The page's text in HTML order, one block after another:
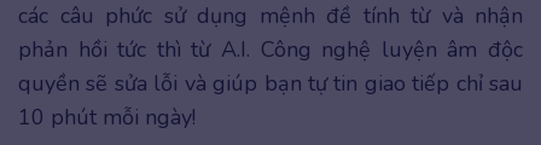
các câu phức sử dụng mệnh đề tính từ và nhận
phản hồi tức thì từ A.I. Công nghệ luyện âm độc
quyền sẽ sửa lỗi và giúp bạn tự tin giao tiếp chỉ sau
10 phút mỗi ngày!